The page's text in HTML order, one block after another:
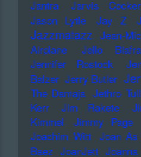
Jantra
Jarvis Cocker
Jason Lytle
Jay Z
Jazzmatazz Jean-
Airplane
Jello Biafra
Jennifer Rostock
Balzer Jerry Butler
The Damaja Jethro Tull
Kerr
Jim Rakete
Kimmel
Jimmy Page
Joachim Witt Joan As
Baez JoanJett